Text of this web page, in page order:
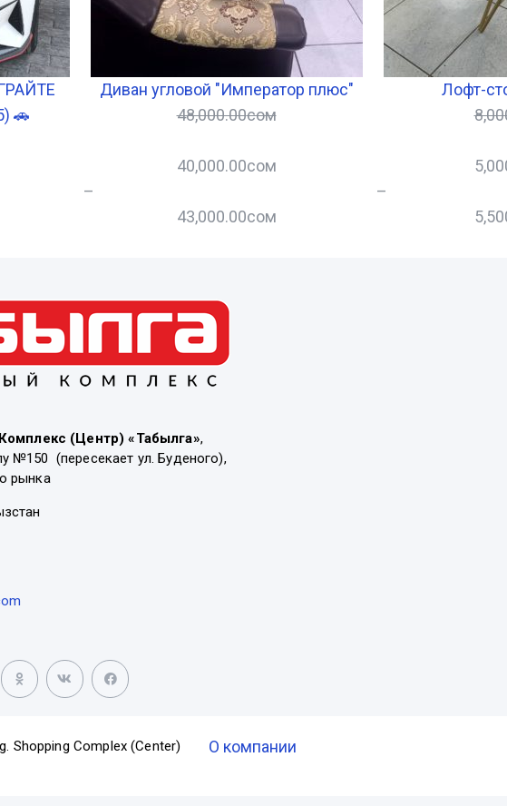
🚗
Диван угловой "Император плюс"
48,000.00сом
40,000.00сом
–
43,000.00сом
Лофт-
–
(Центр) «Табылга»,
№150 (пересекает ул. Буденого),
рынка
Shopping Complex (Center)
О компании